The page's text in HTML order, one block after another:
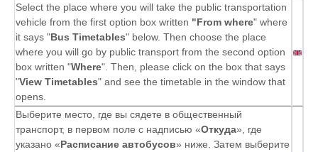
Select the place where you will take the public transportation
vehicle from the first option box written "From where" where
it says "Bus Timetables" below. Then choose the place
where you will go by public transport from the second option
box written "Where". Then, please click on the box that says
"View Timetables" and see the timetable in the window that
opens.
Выберите место, где вы сядете в общественный
транспорт, в первом поле с надписью «Откуда», где
указано «Расписание автобусов» ниже. Затем выберите